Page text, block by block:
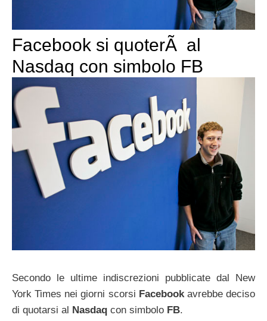
Facebook si quoterÃ al
Nasdaq con simbolo FB
Secondo le ultime indiscrezioni pubblicate dal New
York Times nei giorni scorsi Facebookavrebbe deciso
di quotarsi al Nasdaq con simbolo FB.